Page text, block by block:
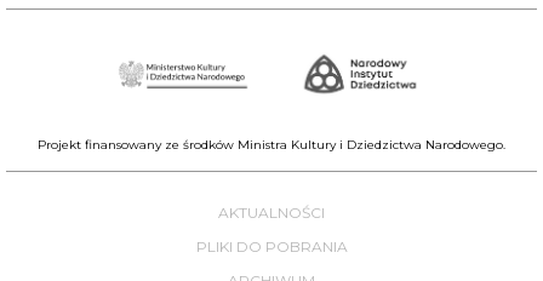
Projekt finansowany ze środków Ministra Kultury i Dziedzictwa Narodowego.
AKTUALNOŚCI
PLIKI DO POBRANIA